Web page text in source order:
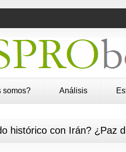
somos? Análisis
histórico con Irán? ¿Paz